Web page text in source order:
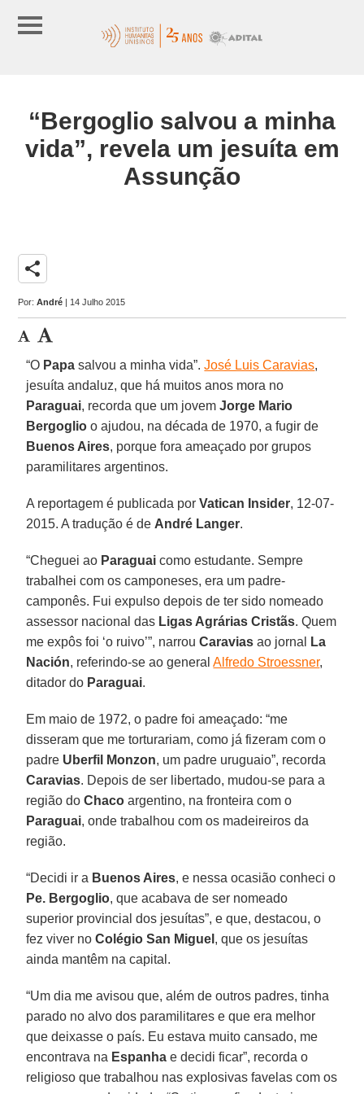
“Bergoglio salvou a minha
vida”, revela um jesuíta em
Assunção
share
Por:André | 14 Julho 2015
“O Papa salvou a minha vida”.José Luis Caravias,
jesuíta andaluz, que há muitos anos mora no
Paraguai, recorda que um jovemJorge Mario
Bergoglio o ajudou, na década de 1970, a fugir de
Buenos Aires, porque fora ameaçado por grupos
paramilitares argentinos.
A reportagem é publicada porVatican Insider, 12-07-
2015. A tradução é de André Langer.
“Cheguei ao Paraguai como estudante. Sempre
trabalhei com os camponeses, era um padre-
camponês. Fui expulso depois de ter sido nomeado
assessor nacional das Ligas Agrárias Cristãs. Quem
me expôs foi ‘o ruivo’”, narrouCaravias ao jornal
La
Nación, referindo-se ao generalAlfredo Stroessner,
ditador do Paraguai.
Em maio de 1972, o padre foi ameaçado: “me
disseram que me torturariam, como já fizeram com o
padre Uberfil Monzon, um padre uruguaio”, recorda
Caravias. Depois de ser libertado, mudou-se para a
região doChaco argentino, na fronteira com o
Paraguai, onde trabalhou com os madeireiros da
região.
“Decidi ir a Buenos Aires, e nessa ocasião conheci o
Pe. Bergoglio, que acabava de ser nomeado
superior provincial dos jesuítas”, e que, destacou, o
fez viver no Colégio San Miguel , que os jesuítas
ainda mantêm na capital.
“Um dia me avisou que, além de outros padres, tinha
parado no alvo dos paramilitares e que era melhor
que deixasse o país. Eu estava muito cansado, me
encontrava na Espanha e decidi ficar”, recorda o
religioso que trabalhou nas explosivas favelas com os